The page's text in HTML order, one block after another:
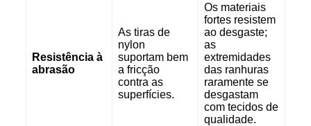
Resistência à
abrasão
As tiras de
nylon
suportam bem
a fricção
contra as
superfícies.
Os materiais
fortes resistem
ao desgaste;
as
extremidades
das ranhuras
raramente se
desgastam
com tecidos de
qualidade.